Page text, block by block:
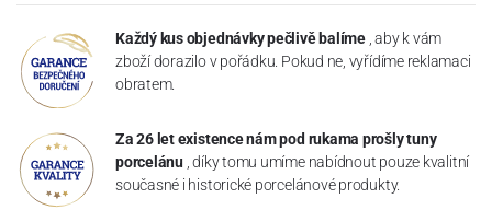
Každý kus objednávky pečlivě balíme , aby k vám
zboží dorazilo v pořádku. Pokud ne, vyřídíme reklamaci
obratem.
Za 26 let existence nám pod rukama prošly tuny
porcelánu , díky tomu umíme nabídnout pouze kvalitní
současné i historické porcelánové produkty.